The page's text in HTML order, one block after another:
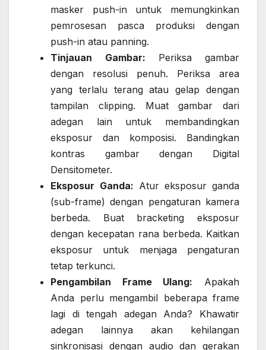
masker push-in untuk memungkinkan
pemrosesan pasca produksi dengan
push-in atau panning.
Tinjauan
Gambar: Periksa gambar
dengan resolusi penuh. Periksa area
yang terlalu terang atau gelap dengan
tampilan clipping. Muat gambar dari
adegan lain untuk membandingkan
eksposur dan komposisi. Bandingkan
kontras gambar dengan Digital
Densitometer.
Eksposur Ganda: Atur eksposur ganda
(sub-frame) dengan pengaturan kamera
berbeda. Buat bracketing eksposur
dengan kecepatan rana berbeda. Kaitkan
eksposur untuk menjaga pengaturan
tetap terkunci.
Pengambilan Frame Ulang: Apakah
Anda perlu mengambil beberapa frame
lagi di tengah adegan Anda? Khawatir
adegan lainnya akan kehilangan
sinkronisasi dengan audio dan gerakan